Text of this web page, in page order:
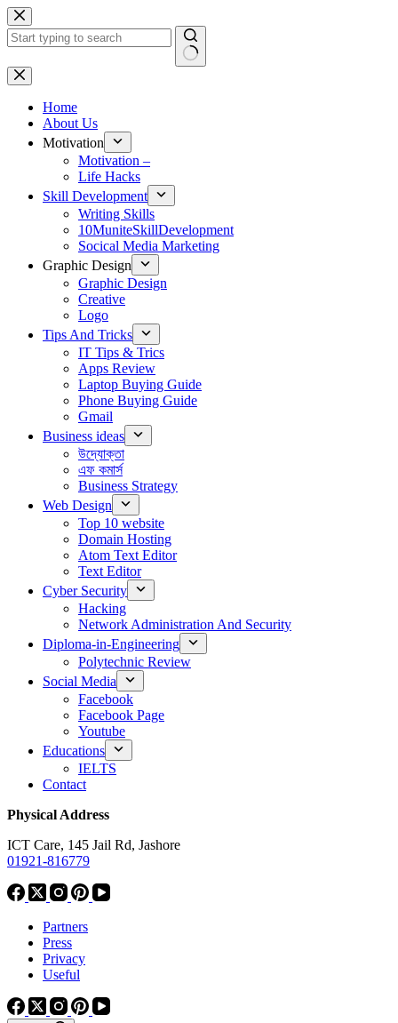
Skip
to
content
No
results
Home
About Us
Motivation
Motivation –
Life Hacks
Skill Development
Writing Skills
10MuniteSkillDevelopment
Socical Media Marketing
Graphic Design
Graphic Design
Creative
Logo
Tips And Tricks
IT Tips & Trics
Apps Review
Laptop Buying Guide
Phone Buying Guide
Gmail
Business ideas
উদ্যোক্তা
এফ কমার্স
Business Strategy
Web Design
Top 10 website
Domain Hosting
Atom Text Editor
Text Editor
Cyber Security
Hacking
Network Administration And Security
Diploma-in-Engineering
Polytechnic Review
Social Media
Facebook
Facebook Page
Youtube
Educations
IELTS
Contact
Physical Address
ICT Care, 145 Jail Rd, Jashore
01921-816779
Partners
Press
Privacy
Useful